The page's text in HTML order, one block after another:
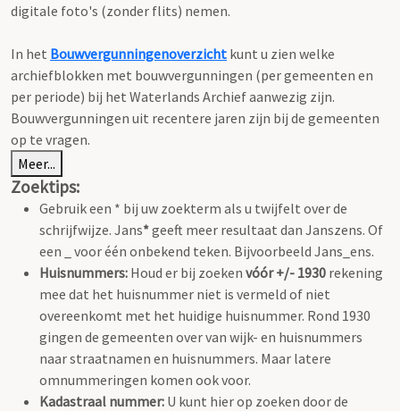
digitale foto's (zonder flits) nemen.
In het Bouwvergunningenoverzicht kunt u zien welke
archiefblokken met bouwvergunningen (per gemeenten en
per periode) bij het Waterlands Archief aanwezig zijn.
Bouwvergunningen uit recentere jaren zijn bij de gemeenten
op te vragen.
Meer...
Zoektips:
Gebruik een * bij uw zoekterm als u twijfelt over de
schrijfwijze. Jans*geeft meer resultaat dan Janszens. Of
een _ voor één onbekend teken. Bijvoorbeeld Jans_ens.
Huisnummers: Houd er bij zoeken vóór +/- 1930 rekening
mee dat het huisnummer niet is vermeld of niet
overeenkomt met het huidige huisnummer. Rond 1930
gingen de gemeenten over van wijk- en huisnummers
naar straatnamen en huisnummers. Maar latere
omnummeringen komen ook voor.
Kadastraal nummer: U kunt hier op zoeken door de